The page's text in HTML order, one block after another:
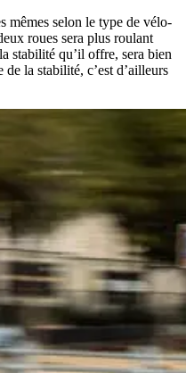
mêmes selon le type de vélo-
roues sera plus roulant
stabilité qu’il offre, sera bien
la stabilité, c’est d’ailleurs